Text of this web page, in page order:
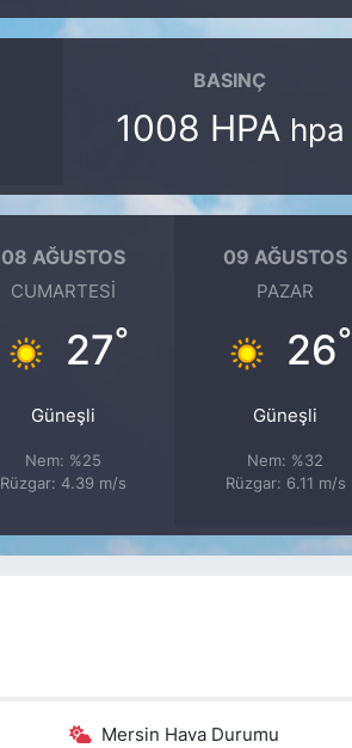
BASINÇ
1008 HPA hpa
08 AĞUSTOS
CUMARTESI
27°
Güneşli
Nem: %25
Rüzgar: 4.39 m/s
09 AĞUSTOS
PAZAR
26°
Güneşli
Nem: %32
Rüzgar: 6.11 m/s
Mersin Hava Durumu